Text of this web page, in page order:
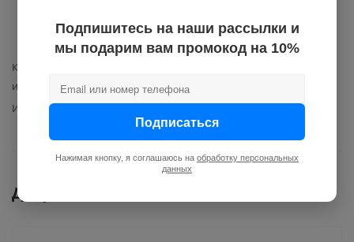
соединения — 2 шт.;
упаковка.
Класс точности по показателям
измерителя
Импульсный выход нет
Документы
Подпишитесь на наши рассылки и
мы подарим вам промокод на 10%
Подписаться
Нажимая кнопку, я соглашаюсь на обработку персональных
данных